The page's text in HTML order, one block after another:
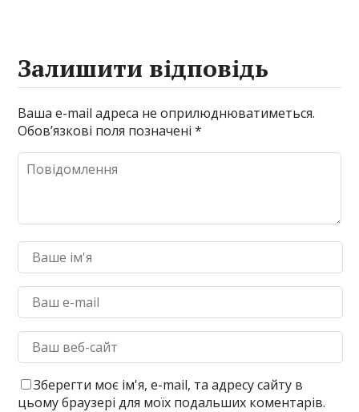
Залишити відповідь
Ваша e-mail адреса не оприлюднюватиметься.
Обов’язкові поля позначені*
Зберегти моє ім'я, e-mail, та адресу сайту в
цьому браузері для моїх подальших коментарів.